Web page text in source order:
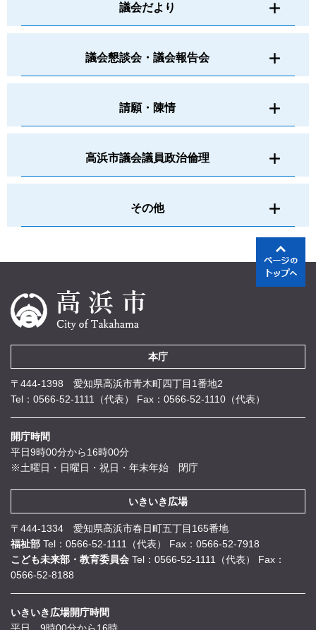
議会だより
議会懇談会・議会報告会
請願・陳情
高浜市議会議員政治倫理
その他
本庁
〒444-1398 愛知県高浜市青木町四丁目1番地2
Tel：0566-52-1111（代表）
Fax：0566-52-1110（代表）
開庁時間
平日9時00分から16時00分
※土曜日・日曜日・祝日・年末年始 閉庁
いきいき広場
〒444-1334 愛知県高浜市春日町五丁目165番地
福祉部 Tel：0566-52-1111（代表）
Fax：0566-52-7918
こども未来部・教育委員会 Tel：0566-52-1111（代表）
Fax：
0566-52-8188
いきいき広場開庁時間
平日 9時00分から16時